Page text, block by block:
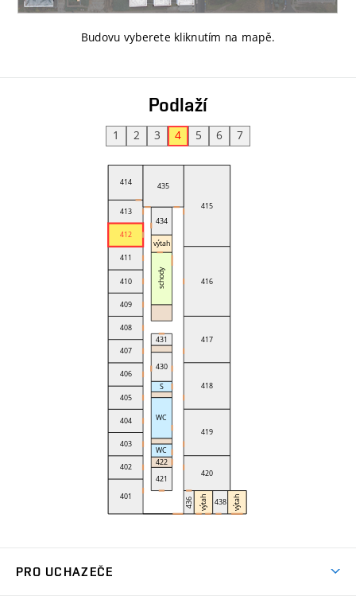
Budovu vyberete kliknutím na mapě.
Podlaží
1 2 3 4 5 6 7
PRO UCHAZEČE